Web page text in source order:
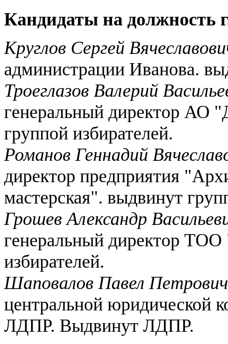
Кандидаты на должность
Круглов Сергей
администрации Иванова.
Троеглазов Валерий
генеральный директор АО
группой избирателей.
Романов Геннадий
директор предприятия
мастерская". выдвинут
Грошев Александр
генеральный директор
избирателей.
Шаповалов Павел Петрович
центральной юридической
ЛДПР. Выдвинут ЛДПР.